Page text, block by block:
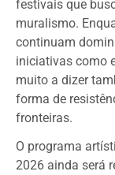
festivais que
muralismo.
continuam
iniciativas como
muito a dizer
forma de
fronteiras.
O programa
2026 ainda será